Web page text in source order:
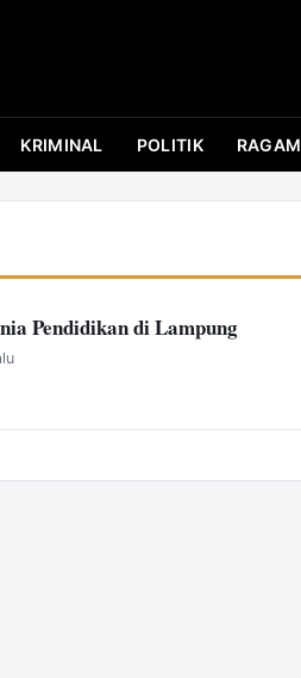
KRIMINAL POLITIK RAGAM
Pendidikan di Lampung